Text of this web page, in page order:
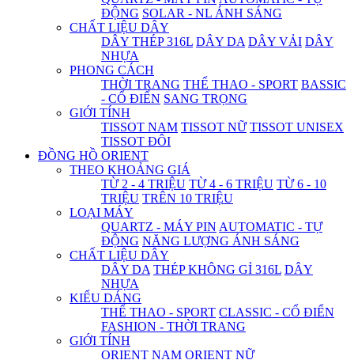
ĐỘNG SOLAR - NL ÁNH SÁNG
CHẤT LIỆU DÂY
DÂY THÉP 316L DÂY DA DÂY VẢI DÂY
NHỰA
PHONG CÁCH
THỜI TRANG THỂ THAO - SPORT BASSIC
- CỔ ĐIỂN SANG TRỌNG
GIỚI TÍNH
TISSOT NAM TISSOT NỮ TISSOT UNISEX
TISSOT ĐÔI
ĐỒNG HỒ ORIENT
THEO KHOẢNG GIÁ
TỪ 2 - 4 TRIỆU TỪ 4 - 6 TRIỆU TỪ 6 - 10
TRIỆU TRÊN 10 TRIỆU
LOẠI MÁY
QUARTZ - MÁY PIN AUTOMATIC - TỰ
ĐỘNG NĂNG LƯỢNG ÁNH SÁNG
CHẤT LIỆU DÂY
DÂY DA THÉP KHÔNG GỈ 316L DÂY
NHỰA
KIỂU DÁNG
THỂ THAO - SPORT CLASSIC - CỔ ĐIỂN
FASHION - THỜI TRANG
GIỚI TÍNH
ORIENT NAM ORIENT NỮ